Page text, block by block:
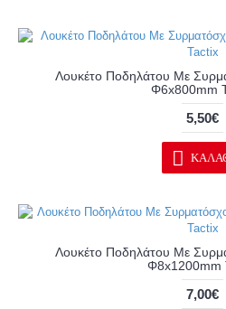
Λουκέτο Ποδηλάτου Με
Φ6x800mm
5,50€
Λουκέτο Ποδηλάτου Με
Φ8x1200mm
7,00€